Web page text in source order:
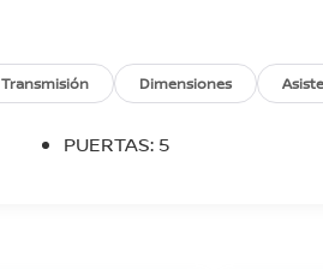
Transmisión Dimensiones
PUERTAS: 5